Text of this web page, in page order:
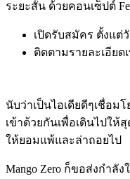
ระยะสั้น ด้วยคอนเซ็ปต์
เปิดรับสมัคร ตั้งแต่
ติดตามรายละเอียด
นับว่าเป็นไอเดียดีๆเชื่อ
เข้าด้วยกันเพื่อเดินไปให้
ให้ยอมแพ้และล่าถอยไป
Mango Zero ก็ขอส่งกำลัง